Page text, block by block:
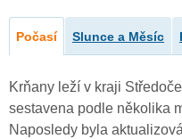
Počasí Slunce a Měsíc
Krňany leží v kraji
sestavena podle několika
Naposledy byla